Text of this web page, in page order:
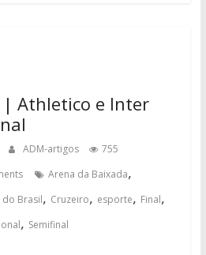
| Athletico e Inter
ADM-artigos
755
Arena da Baixada,
do Brasil, Cruzeiro, esporte, Final,
, Semifinal